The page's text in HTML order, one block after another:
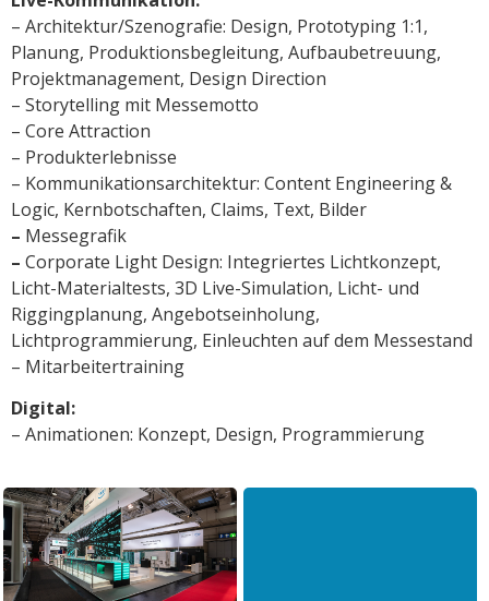
– Architektur/Szenografie: Design, Prototyping 1:1,
Planung, Produktionsbegleitung, Aufbaubetreuung,
Projektmanagement, Design Direction
– Storytelling mit Messemotto
– Core Attraction
– Produkterlebnisse
– Kommunikationsarchitektur: Content Engineering &
Logic, Kernbotschaften, Claims, Text, Bilder
– Messegrafik
– Corporate Light Design: Integriertes Lichtkonzept,
Licht-Materialtests, 3D Live-Simulation, Licht- und
Riggingplanung, Angebotseinholung,
Lichtprogrammierung, Einleuchten auf dem Messestand
– Mitarbeitertraining
Digital:
– Animationen: Konzept, Design, Programmierung
Hewlett Packard Enterprise
Hannover Messe 2019